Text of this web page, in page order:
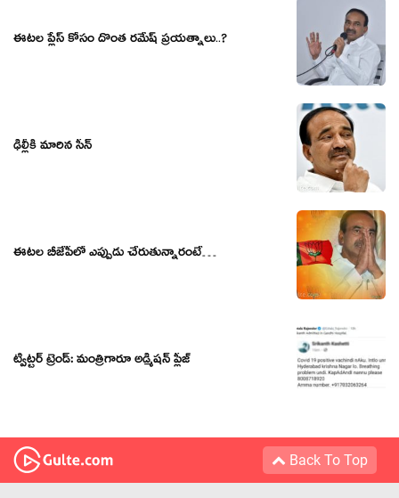
ఈటల ప్లేస్ కోసం దొంత రమేష్ ప్రయత్నాలు..?
ఢిల్లీకి మారిన సీన్
ఈట‌ల బీజేపీలో ఎప్పుడు చేరుతున్నారంటే…
ట్విట్టర్ ట్రెండ్: మంత్రిగారూ అడ్మిషన్ ప్లీజ్
Back To Top